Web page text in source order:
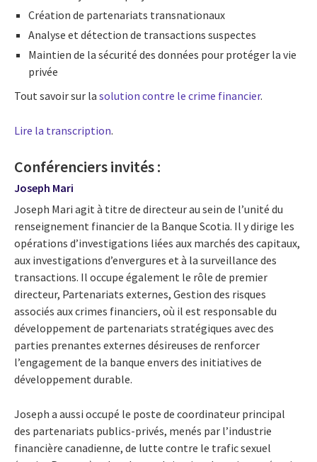
Création de partenariats transnationaux
Analyse et détection de transactions suspectes
Maintien de la sécurité des données pour protéger la vie
privée
Tout savoir sur la solution contre le crime financier.
Lire la transcription.
Conférenciers invités :
Joseph Mari
Joseph Mari agit à titre de directeur au sein de l’unité du
renseignement financier de la Banque Scotia. Il y dirige les
opérations d’investigations liées aux marchés des capitaux,
aux investigations d’envergures et à la surveillance des
transactions. Il occupe également le rôle de premier
directeur, Partenariats externes, Gestion des risques
associés aux crimes financiers, où il est responsable du
développement de partenariats stratégiques avec des
parties prenantes externes désireuses de renforcer
l’engagement de la banque envers des initiatives de
développement durable.
Joseph a aussi occupé le poste de coordinateur principal
des partenariats publics-privés, menés par l’industrie
financière canadienne, de lutte contre le trafic sexuel